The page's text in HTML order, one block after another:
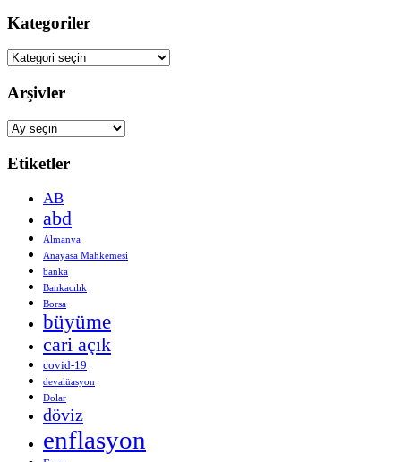
Kategoriler
Kategoriler
Arşivler
Arşivler
Etiketler
AB
abd
Almanya
Anayasa Mahkemesi
banka
Bankacılık
Borsa
büyüme
cari açık
covid-19
devalüasyon
Dolar
döviz
enflasyon